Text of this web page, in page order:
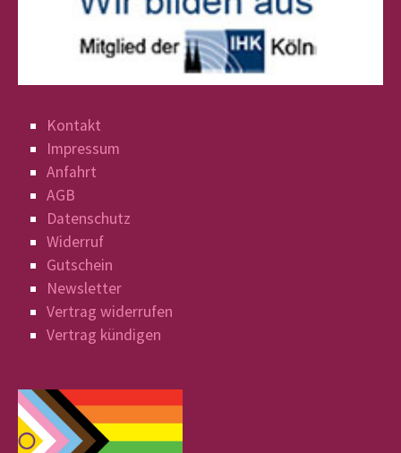
Kontakt
Impressum
Anfahrt
AGB
Datenschutz
Widerruf
Gutschein
Newsletter
Vertrag widerrufen
Vertrag kündigen